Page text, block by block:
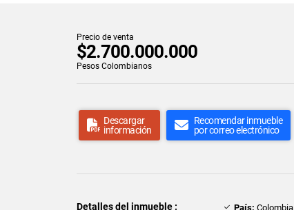
Precio de venta
$2.700.000.000
Pesos Colombianos
Descargar
información
Recomendar inmueble
por correo electrónico
Detalles del inmueble : País: Colombia